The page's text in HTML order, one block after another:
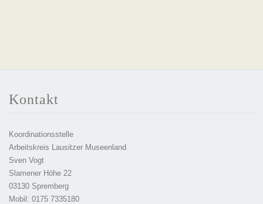
Kontakt
Koordinationsstelle
Arbeitskreis Lausitzer Museenland
Sven Vogt
Slamener Höhe 22
03130 Spremberg
Mobil: 0175 7335180